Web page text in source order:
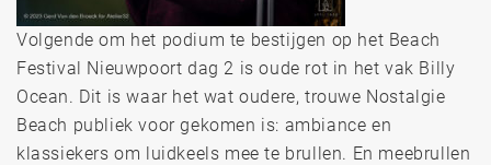
Volgende om het podium te bestijgen op het Beach
Festival Nieuwpoort dag 2 is oude rot in het vak Billy
Ocean. Dit is waar het wat oudere, trouwe Nostalgie
Beach publiek voor gekomen is: ambiance en
klassiekers om luidkeels mee te brullen. En meebrullen